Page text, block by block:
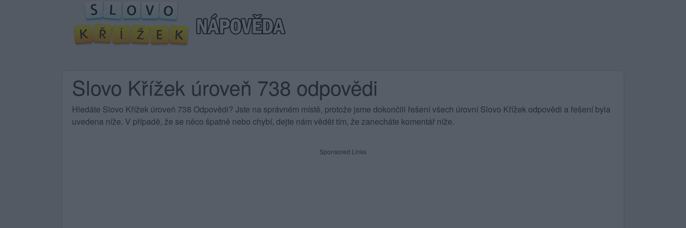
Slovo Křížek úroveň 738 odpovědi
Hledáte Slovo Křížek úroveň 738 Odpovědi? Jste na správném místě, protože jsme dokončili řešení všech úrovní Slovo Křížek odpovědi a řešení byla
uvedena níže. V případě, že se něco špatně nebo chybí, dejte nám vědět tím, že zanecháte komentář níže.
Sponsored Links